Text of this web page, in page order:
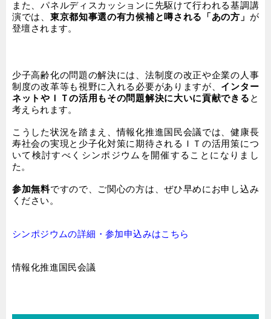
また、パネルディスカッションに先駆けて行われる基調講
演では、 東京都知事選の有力候補と噂される「あの方」 が
登壇されます。
少子高齢化の問題の解決には、法制度の改正や企業の人事
制度の改革等も視野に入れる必要がありますが、 インター
ネットやＩＴの活用もその問題解決に大いに貢献できる と
考えられます。
こうした状況を踏まえ、情報化推進国民会議では、健康長
寿社会の実現と少子化対策に期待されるＩＴの活用策につ
いて検討すべくシンポジウムを開催することになりまし
た。
参加無料ですので、ご関心の方は、ぜひ早めにお申し込み
ください。
シンポジウムの詳細・参加申込みはこちら
情報化推進国民会議